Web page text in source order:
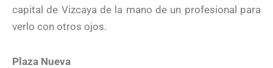
capital de Vizcaya de la mano de un profesional para
verlo con otros ojos.
Plaza Nueva